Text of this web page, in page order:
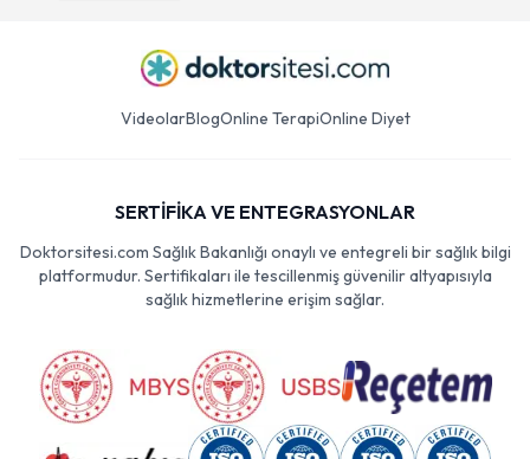
VideolarBlogOnline TerapiOnline Diyet
SERTİFİKA VE ENTEGRASYONLAR
Doktorsitesi.com Sağlık Bakanlığı onaylı ve entegreli bir sağlık bilgi
platformudur. Sertifikaları ile tescillenmiş güvenilir altyapısıyla
sağlık hizmetlerine erişim sağlar.